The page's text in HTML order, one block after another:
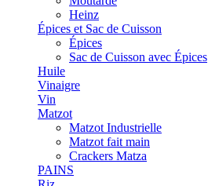
Heinz
Épices et Sac de Cuisson
Épices
Sac de Cuisson avec Épices
Huile
Vinaigre
Vin
Matzot
Matzot Industrielle
Matzot fait main
Crackers Matza
PAINS